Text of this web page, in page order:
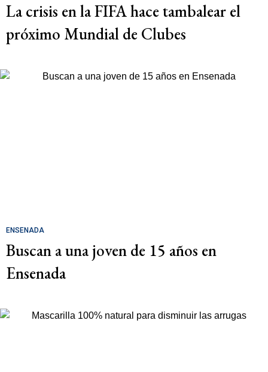
La crisis en la FIFA hace tambalear el
próximo Mundial de Clubes
ENSENADA
Buscan a una joven de 15 años en
Ensenada